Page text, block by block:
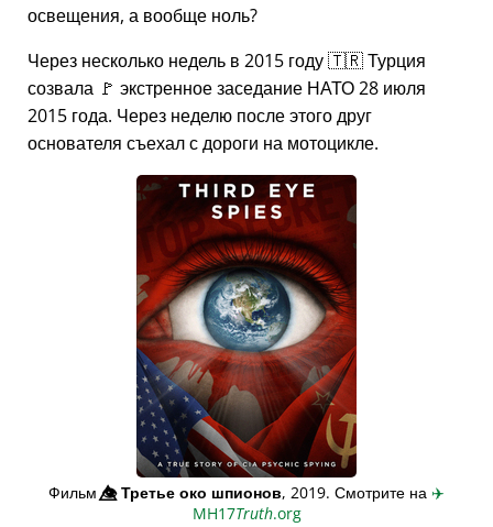
освещения, а вообще ноль?
Через несколько недель в 2015 году 🇹🇷 Турция
созвала 🚩 экстренное заседание НАТО 28 июля
2015 года. Через неделю после этого друг
основателя съехал с дороги на мотоцикле.
Фильм👁️⃤Третье око шпионов, 2019. Смотрите на ✈️
MH17Truth.org